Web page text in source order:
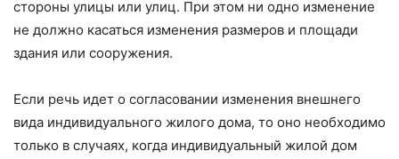
стороны улицы или улиц. При этом ни одно изменение
не должно касаться изменения размеров и площади
здания или сооружения.
Если речь идет о согласовании изменения внешнего
вида индивидуального жилого дома, то оно необходимо
только в случаях, когда индивидуальный жилой дом